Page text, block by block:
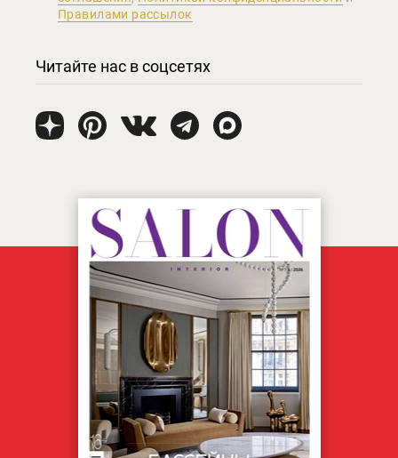
Правилами рассылок
Читайте нас в соцсетях